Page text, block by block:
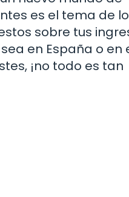
es el tema de
sobre tus
en España o en
¡no todo es tan